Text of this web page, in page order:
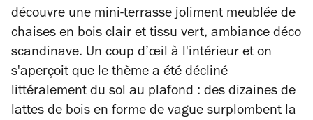
découvre une mini-terrasse joliment meublée de
chaises en bois clair et tissu vert, ambiance déco
scandinave. Un coup d’œil à l'intérieur et on
s'aperçoit que le thème a été décliné
littéralement du sol au plafond : des dizaines de
lattes de bois en forme de vague surplombent la